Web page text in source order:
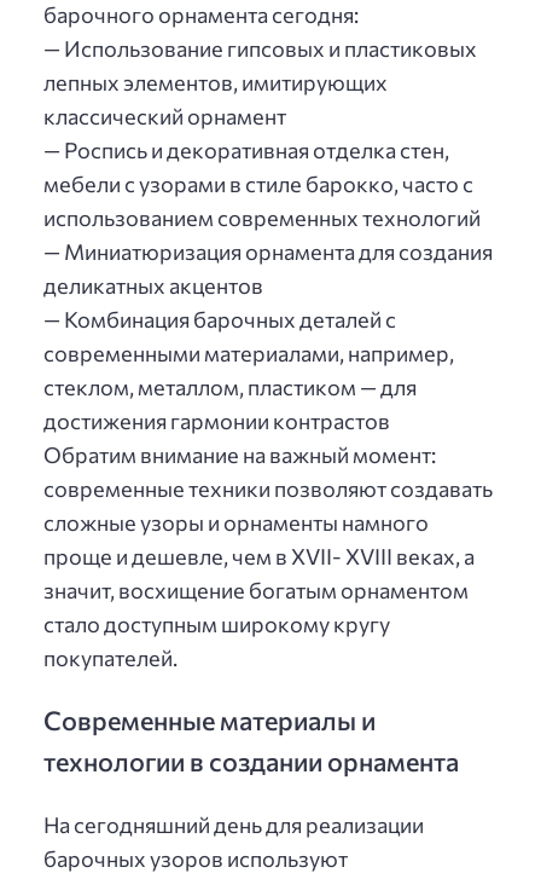
барочного орнамента сегодня:
— Использование гипсовых и пластиковых
лепных элементов, имитирующих
классический орнамент
— Роспись и декоративная отделка стен,
мебели с узорами в стиле барокко, часто с
использованием современных технологий
— Миниатюризация орнамента для создания
деликатных акцентов
— Комбинация барочных деталей с
современными материалами, например,
стеклом, металлом, пластиком — для
достижения гармонии контрастов
Обратим внимание на важный момент:
современные техники позволяют создавать
сложные узоры и орнаменты намного
проще и дешевле, чем в XVII- XVIII веках, а
значит, восхищение богатым орнаментом
стало доступным широкому кругу
покупателей.
Современные материалы и
технологии в создании орнамента
На сегодняшний день для реализации
барочных узоров используют